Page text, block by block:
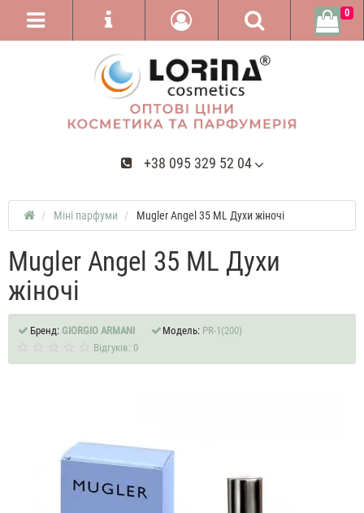
+38 095 329 52 04
0
Міні парфуми Mugler Angel 35 ML Духи жіночі
Mugler Angel 35 ML Духи
жіночі
Бренд: GIORGIO ARMANI Модель: PR-1(200)
Відгуків: 0